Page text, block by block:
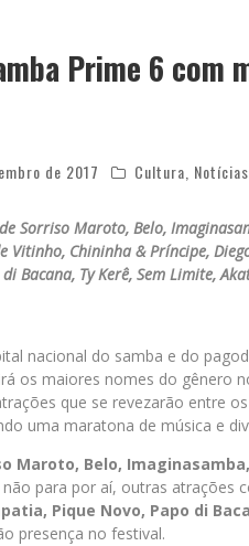
CONFIRMA O MINEIRÃO COMO PALCO
Prime 6 com
de 2017 Cultura Notícias
Sorriso Maroto, Belo,
Vitinho, Chininha & Príncipe,
Bacana, Ty Kerê, Sem Limite,
nacional do samba e do
os maiores nomes do gênero
que se revezarão entre
uma maratona de música e
Maroto, Belo,
não para por aí, outras atrações
Pique Novo, Papo di
presença no festival.